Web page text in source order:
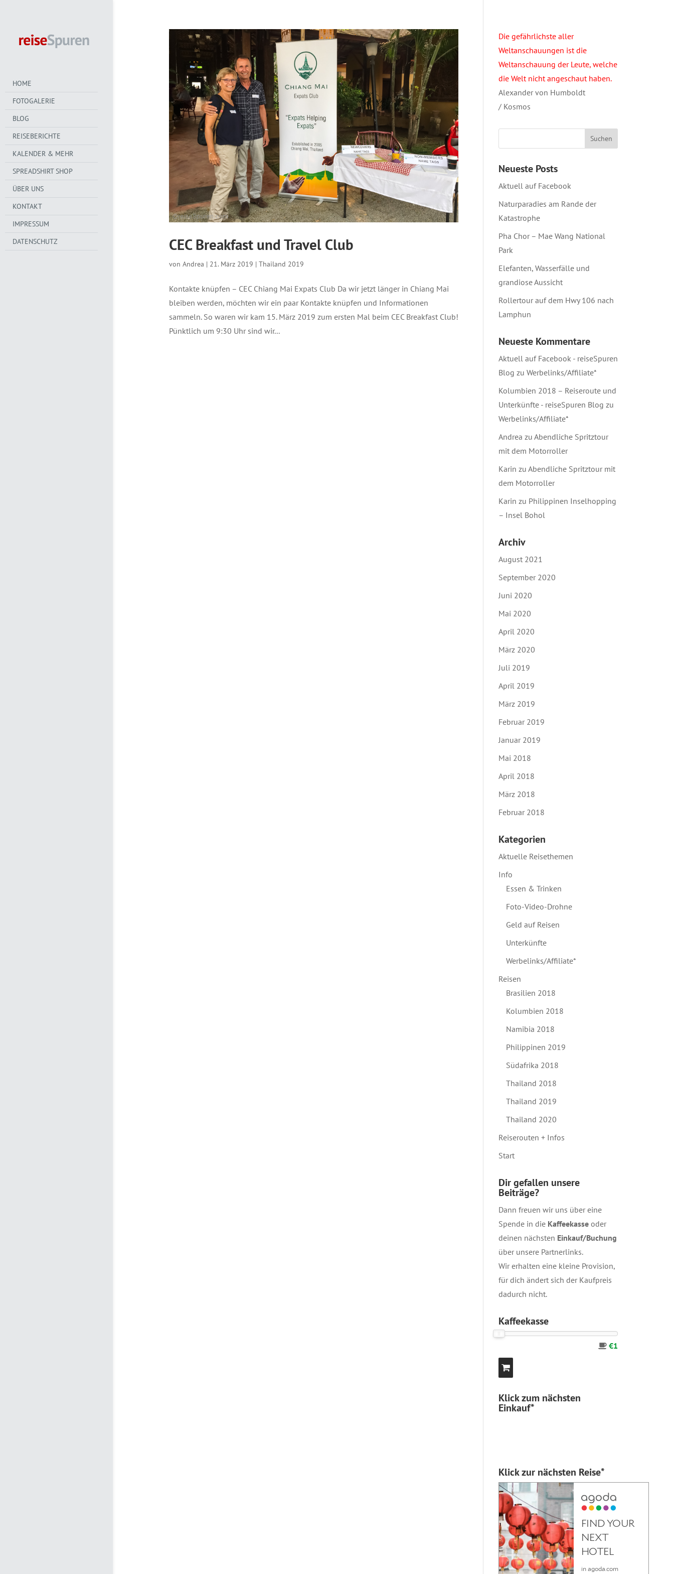
HOME
FOTOGALERIE
BLOG
REISEBERICHTE
KALENDER & MEHR
SPREADSHIRT SHOP
ÜBER UNS
KONTAKT
IMPRESSUM
DATENSCHUTZ
CEC Breakfast und Travel Club
von Andrea | 21. März 2019 | Thailand 2019
Kontakte knüpfen – CEC Chiang Mai Expats Club Da wir jetzt länger in Chiang Mai
bleiben werden, möchten wir ein paar Kontakte knüpfen und Informationen
sammeln. So waren wir kam 15. März 2019 zum ersten Mal beim CEC Breakfast Club!
Pünktlich um 9:30 Uhr sind wir...
Die gefährlichste aller
Weltanschauungen ist die
Weltanschauung der Leute, welche
die Welt nicht angeschaut haben.
Alexander von Humboldt
/ Kosmos
Neueste Posts
Aktuell auf Facebook
Naturparadies am Rande der
Katastrophe
Pha Chor – Mae Wang National
Park
Elefanten, Wasserfälle und
grandiose Aussicht
Rollertour auf dem Hwy 106 nach
Lamphun
Neueste Kommentare
Aktuell auf Facebook - reiseSpuren
Blog zu Werbelinks/Affiliate*
Kolumbien 2018 – Reiseroute und
Unterkünfte - reiseSpuren Blog zu
Werbelinks/Affiliate*
Andrea zu Abendliche Spritztour
mit dem Motorroller
Karin zu Abendliche Spritztour mit
dem Motorroller
Karin zu Philippinen Inselhopping
– Insel Bohol
Archiv
August 2021
September 2020
Juni 2020
Mai 2020
April 2020
März 2020
Juli 2019
April 2019
März 2019
Februar 2019
Januar 2019
Mai 2018
April 2018
März 2018
Februar 2018
Kategorien
Aktuelle Reisethemen
Info
Essen & Trinken
Foto-Video-Drohne
Geld auf Reisen
Unterkünfte
Werbelinks/Affiliate*
Reisen
Brasilien 2018
Kolumbien 2018
Namibia 2018
Philippinen 2019
Südafrika 2018
Thailand 2018
Thailand 2019
Thailand 2020
Reiserouten + Infos
Start
Dir gefallen unsere
Beiträge?
Dann freuen wir uns über eine
Spende in die Kaffeekasseoder
deinen nächsten Einkauf/Buchung
über unsere Partnerlinks.
Wir erhalten eine kleine Provision,
für dich ändert sich der Kaufpreis
dadurch nicht.
Kaffeekasse
€1
Klick zum nächsten
Einkauf*
Klick zur nächsten Reise*